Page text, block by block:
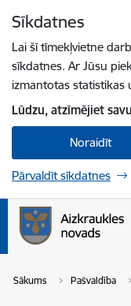
Sīkdatnes
Lai šī tīmekļvietne
sīkdatnes. Ar Jūsu
izmantotas statistikas
Lūdzu, atzīmējiet
Noraidīt
Pārvaldīt sīkdatnes
Sākums Pašvaldība